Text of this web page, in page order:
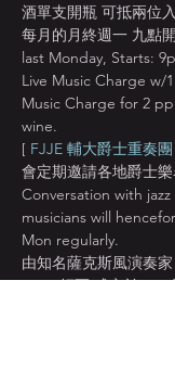
酒單支開瓶 可抵兩位
每月的月終週一 九點
last Monday, Starts:
Live Music Charge w/
Music Charge for 2
wine.
[ FJJE 輔大爵士重奏團
會定期邀請各地爵士
Conversation with
musicians will
Mon regularly.
由知名薩克斯風演奏
Lee ] 領軍 成立於